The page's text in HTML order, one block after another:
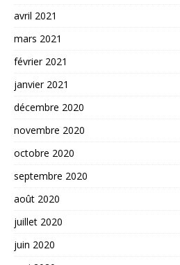
avril 2021
mars 2021
février 2021
janvier 2021
décembre 2020
novembre 2020
octobre 2020
septembre 2020
août 2020
juillet 2020
juin 2020